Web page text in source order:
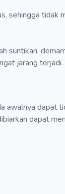
sehingga tidak
suntikan,
jarang terjadi.
awalnya dapat
dapat